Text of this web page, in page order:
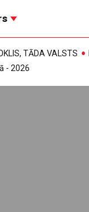
TĀDA VALSTS
- 2026